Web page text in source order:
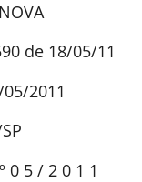
de 18/05/11
2011
0 5 / 2 0 1 1